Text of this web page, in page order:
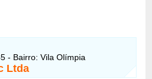
- Bairro: Vila Olímpia
Ltda